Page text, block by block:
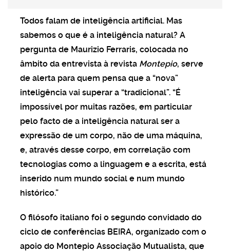
a vida a ganhar
pelos meus filhos
artificial vai
Todos falam de inteligência artificial. Mas
sabemos o que é a inteligência natural? A
pergunta de Maurizio Ferraris, colocada no
âmbito da entrevista à revista Montepio, serve
de alerta para quem pensa que a “nova”
inteligência vai superar a “tradicional”. “É
impossível por muitas razões, em particular
pelo facto de a inteligência natural ser a
expressão de um corpo, não de uma máquina,
e, através desse corpo, em correlação com
tecnologias como a linguagem e a escrita, está
inserido num mundo social e num mundo
histórico.”
O filósofo italiano foi o segundo convidado do
ciclo de conferências BEIRA, organizado com o
apoio do Montepio Associação Mutualista, que